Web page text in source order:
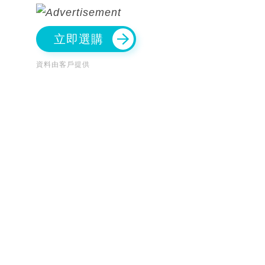
立即選購
資料由客戶提供